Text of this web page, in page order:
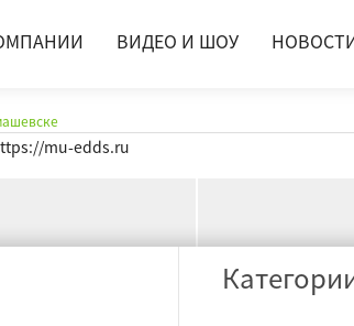
ВИДЕО И ШОУ
спасения в
mu-edds.ru